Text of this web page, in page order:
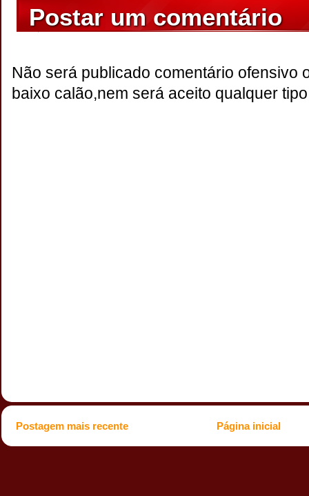
Postar um comentário
Não será publicado comentário ofensivo
baixo calão,nem será aceito qualquer
Postagem mais recente Página inicial